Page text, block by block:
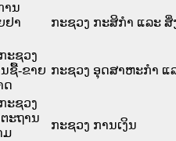
ານ
ຢາ
ກະຊວງ ກະສິກຳ ແລະ
ະຊວງ
ຊື້-ຂາຍ
ດ
ກະຊວງ ອຸດສາຫະກຳ ແ
ະຊວງ
ະຖານ
ມ
ກະຊວງ ການເງິນ